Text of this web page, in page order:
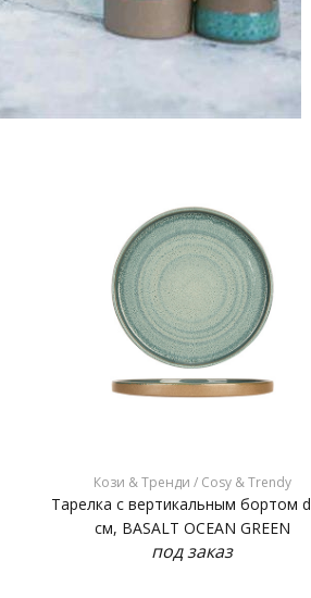
Кози & Тренди / Cosy & Trendy
Тарелка с вертикальным бортом
см, BASALT OCEAN GREEN
под заказ